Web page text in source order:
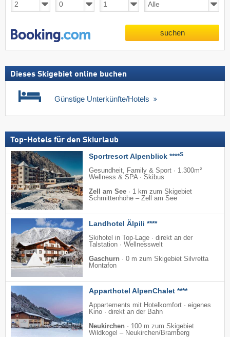
suchen
Dieses Skigebiet online buchen
Günstige Unterkünfte/Hotels
Top-Hotels für den Skiurlaub
Sportresort Alpenblick ****S
Gesundheit, Family & Sport · 1.300m²
Wellness & SPA · Skibus
Zell am See · 1 km zum Skigebiet
Schmittenhöhe – Zell am See
Landhotel Älpili ****
Skihotel in Top-Lage · direkt an der
Talstation · Wellnesswelt
Gaschurn · 0 m zum Skigebiet Silvretta
Montafon
Apparthotel AlpenChalet ****
Appartements mit Hotelkomfort · eigenes
Kino · direkt an der Bahn
Neukirchen · 100 m zum Skigebiet
Wildkogel – Neukirchen/​Bramberg